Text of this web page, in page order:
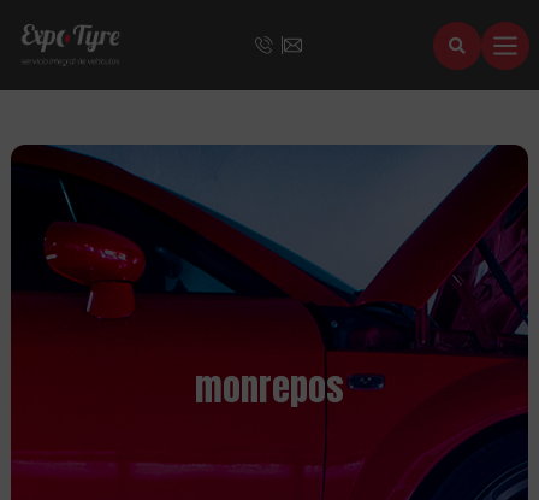
monrepos